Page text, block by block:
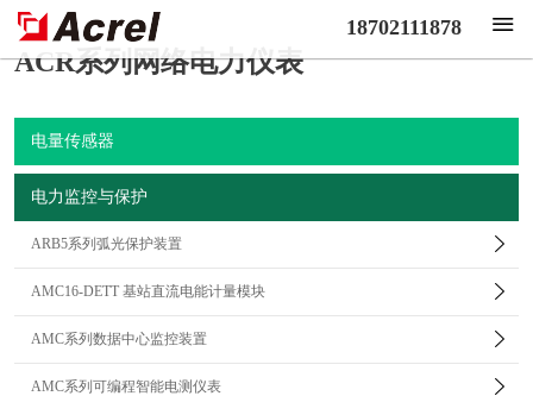
18702111878
ACR系列网络电力仪表
电量传感器
电力监控与保护
ARB5系列弧光保护装置
AMC16-DETT 基站直流电能计量模块
AMC系列数据中心监控装置
AMC系列可编程智能电测仪表